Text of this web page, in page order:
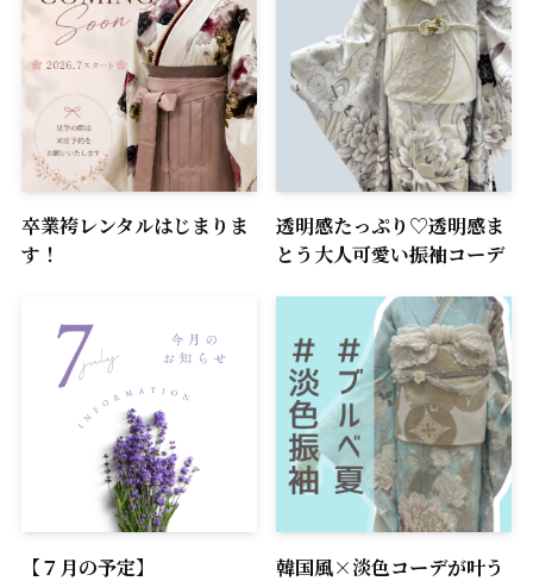
卒業袴レンタルはじまりま
す！
透明感たっぷり♡透明感ま
とう大人可愛い振袖コーデ
【７月の予定】
韓国風×淡色コーデが叶う